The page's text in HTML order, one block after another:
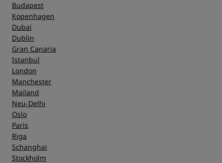
Budapest
Kopenhagen
Dubai
Dublin
Gran Canaria
Istanbul
London
Manchester
Mailand
Neu-Delhi
Oslo
Paris
Riga
Schanghai
Stockholm